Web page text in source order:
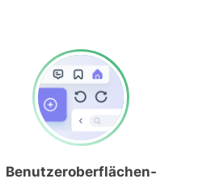
Benutzeroberflächen-